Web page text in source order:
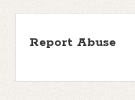
Report Abuse